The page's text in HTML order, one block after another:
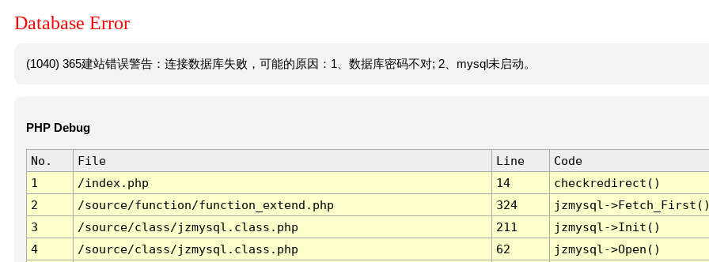
Database Error
(1040) 365建站错误警告：连接数据库失败，可能的原因：1、数据库密码不对; 2、mysql未启动。
PHP Debug
No. File Line
Code
1
/index.php 14
checkredirect()
2
/source/function/function_extend.php 324
jzmysql-
3
/source/class/jzmysql.class.php 211
jzmysql->Init()
4
/source/class/jzmysql.class.php 62
jzmysql->Open()